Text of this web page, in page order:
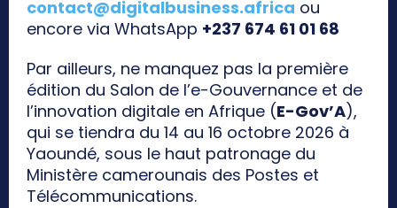
contact@digitalbusiness.africa ou
encore via WhatsApp +237 674 61 01 68
Par ailleurs, ne manquez pas la première
édition du Salon de l’e-Gouvernance et de
l’innovation digitale en Afrique (E-Gov’A),
qui se tiendra du 14 au 16 octobre 2026 à
Yaoundé, sous le haut patronage du
Ministère camerounais des Postes et
Télécommunications.